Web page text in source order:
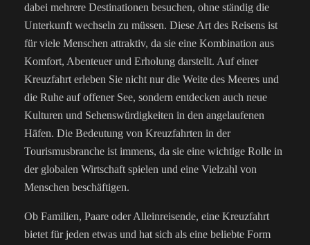
dabei mehrere Destinationen besuchen, ohne ständig die
Unterkunft wechseln zu müssen. Diese Art des Reisens ist
für viele Menschen attraktiv, da sie eine Kombination aus
Komfort, Abenteuer und Erholung darstellt. Auf einer
Kreuzfahrt erleben Sie nicht nur die Weite des Meeres und
die Ruhe auf offener See, sondern entdecken auch neue
Kulturen und Sehenswürdigkeiten in den angelaufenen
Häfen. Die Bedeutung von Kreuzfahrten in der
Tourismusbranche ist immens, da sie eine wichtige Rolle in
der globalen Wirtschaft spielen und eine Vielzahl von
Menschen beschäftigen.
Ob Familien, Paare oder Alleinreisende, eine Kreuzfahrt
bietet für jeden etwas und hat sich als eine beliebte Form